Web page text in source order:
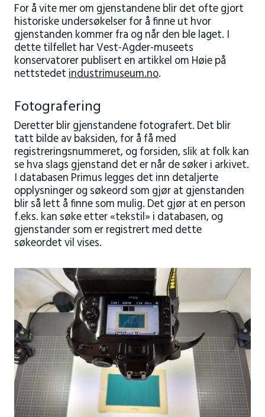
For å vite mer om gjenstandene blir det ofte gjort
historiske undersøkelser for å finne ut hvor
gjenstanden kommer fra og når den ble laget. I
dette tilfellet har Vest-Agder-museets
konservatorer publisert en artikkel om Høie på
nettstedetindustrimuseum.no.
Fotografering
Deretter blir gjenstandene fotografert. Det blir
tatt bilde av baksiden, for å få med
registreringsnummeret, og forsiden, slik at folk kan
se hva slags gjenstand det er når de søker i arkivet.
I databasen Primus legges det inn detaljerte
opplysninger og søkeord som gjør at gjenstanden
blir så lett å finne som mulig. Det gjør at en person
f.eks. kan søke etter «tekstil» i databasen, og
gjenstander som er registrert med dette
søkeordet vil vises.